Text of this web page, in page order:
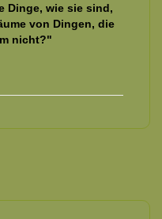
Dinge, wie sie sind,
von Dingen, die
nicht?"